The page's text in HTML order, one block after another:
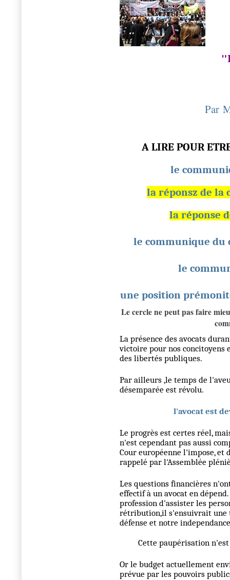
Par
A LIRE POUR
le
la réponsz de la
la réponse
le communique du
le
une position
Le cercle ne peut pas faire
La présence des avocats
victoire pour nos
des libertés publiques.
Par ailleurs ,le temps de
désemparée est révolu.
l'avocat est
Le progrès est certes réel,
n'est cependant pas aussi
Cour européenne l'impose,
rappelé par l'Assemblée
Les questions financières
effectif à un avocat en
profession d'assister les
rétribution,il s'ensuivrait une
défense et notre
Cette paupérisation n'est
Or le budget actuellement
prévue par les pouvoirs